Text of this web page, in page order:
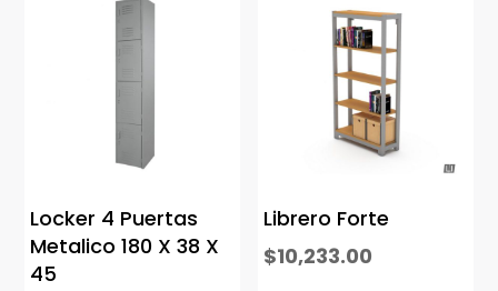
Locker 4 Puertas
Metalico 180 X 38 X
45
Librero Forte
$10,233.00